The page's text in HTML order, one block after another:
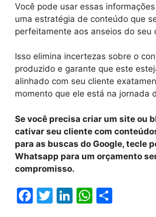
Você pode usar essas
uma estratégia de conteúdo que
perfeitamente aos anseios do seu
Isso elimina incertezas sobre o
produzido e garante que este
alinhado com seu cliente
momento que ele está na jornada
Se você precisa criar um site ou
cativar seu cliente com
para as buscas do Google, tecle
Whatsapp para um orçamento
compromisso.
F
T
Li W